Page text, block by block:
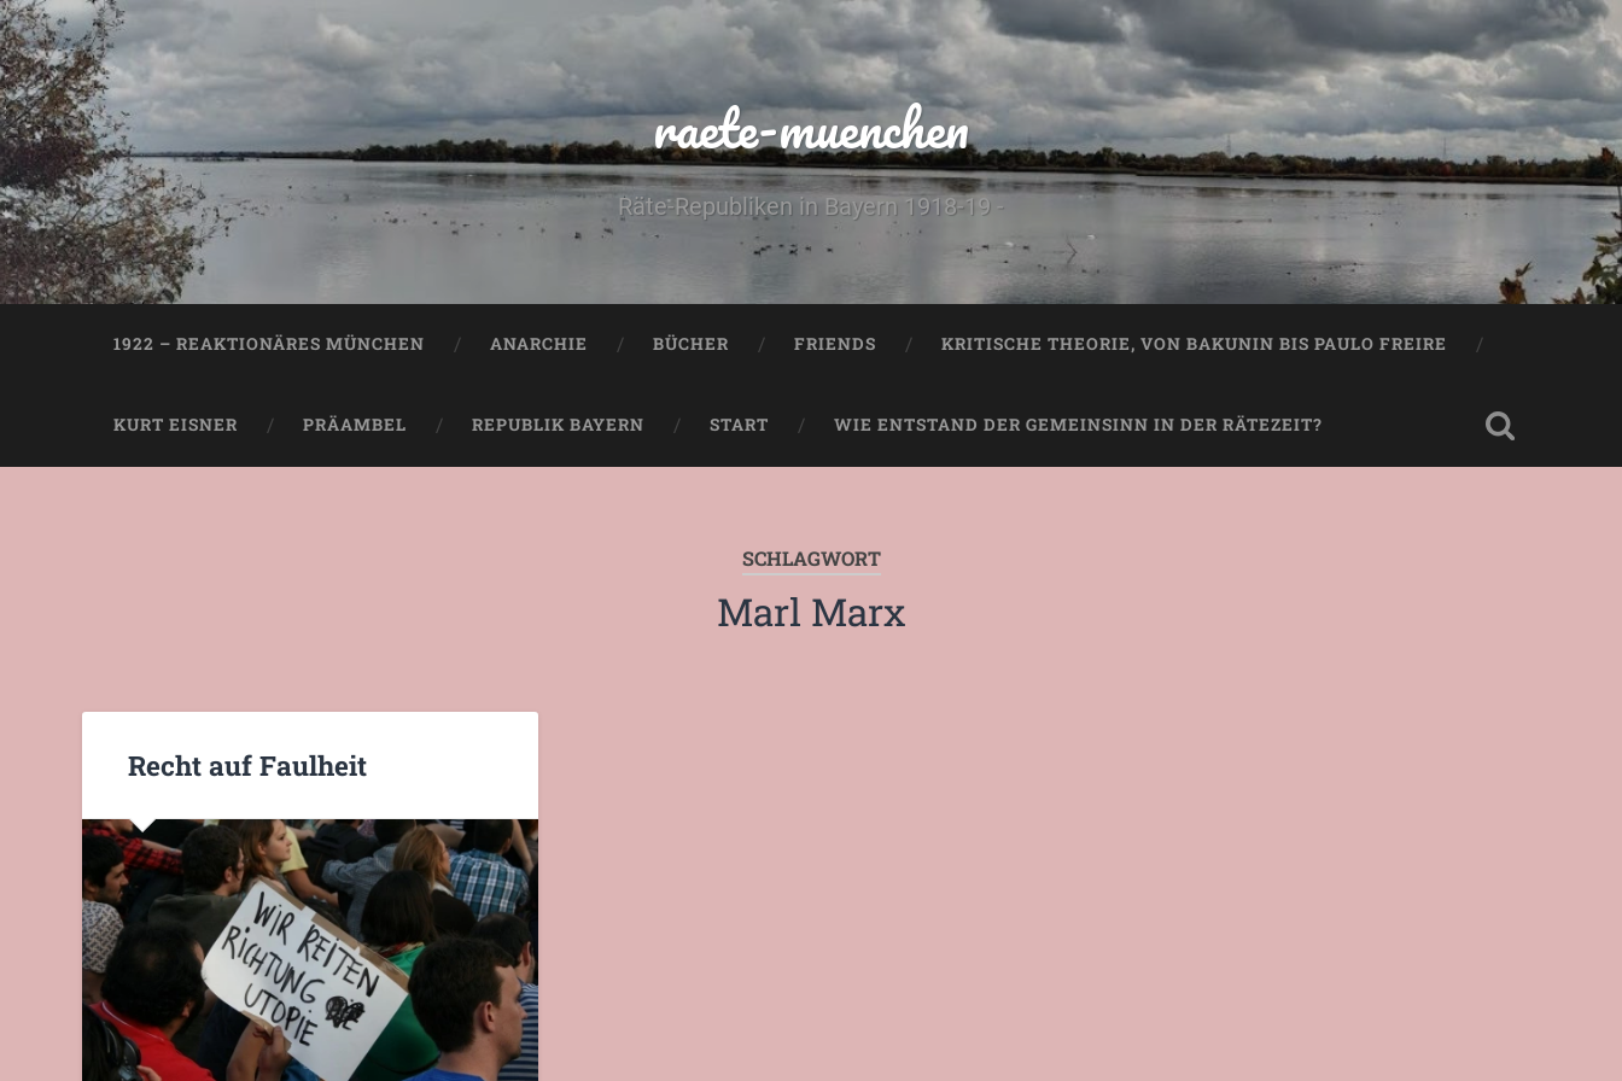
raete-muenchen
Räte-Republiken in Bayern 1918-19 -
1922 – REAKTIONÄRES MÜNCHEN ANARCHIE BÜCHER FRIENDS KRITISCHE THEORIE, VON BAKUNIN BIS PAULO FREIRE
KURT EISNER PRÄAMBEL REPUBLIK BAYERN START WIE ENTSTAND DER GEMEINSINN IN DER RÄTEZEIT?
SCHLAGWORT
Marl Marx
Recht auf Faulheit